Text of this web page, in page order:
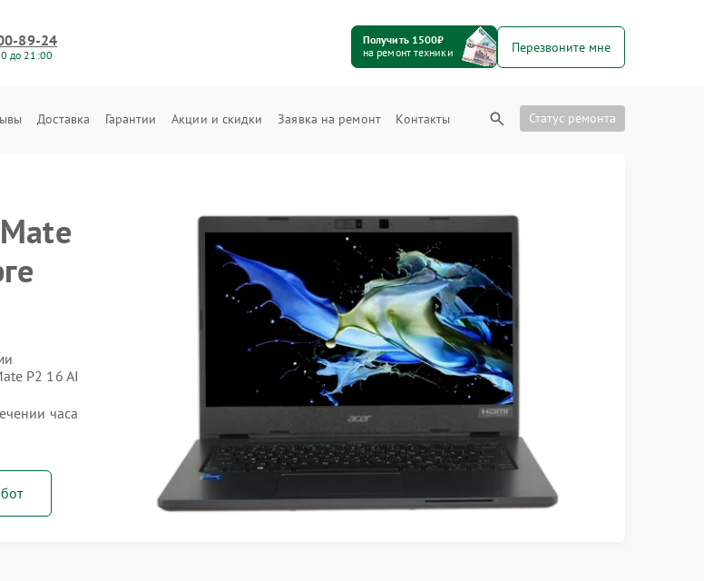
89-24
до 21:00
Получить 1500₽
на ремонт техники
Перезвоните мне
Доставка Гарантии Акции и скидки Заявка на ремонт Контакты Статус ремонта
P2 16 AI
часа